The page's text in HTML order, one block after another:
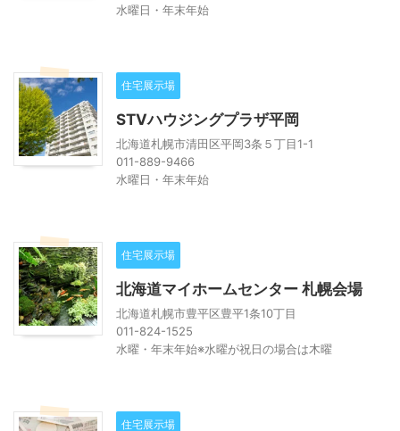
水曜日・年末年始
住宅展示場
STVハウジングプラザ平岡
北海道札幌市清田区平岡3条５丁目1-1
011-889-9466
水曜日・年末年始
住宅展示場
北海道マイホームセンター 札幌会場
北海道札幌市豊平区豊平1条10丁目
011-824-1525
水曜・年末年始※水曜が祝日の場合は木曜
住宅展示場